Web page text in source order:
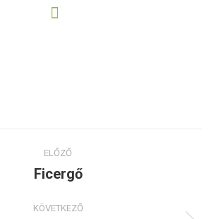
ELŐZŐ
Previous
Ficergő
KÖVETKEZŐ